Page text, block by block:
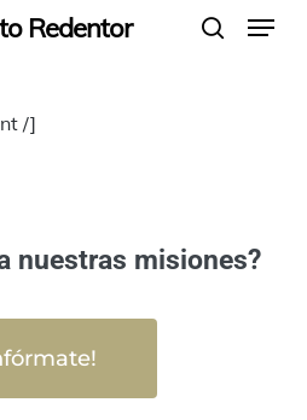
Redentor Menu
/]
nuestras misiones?